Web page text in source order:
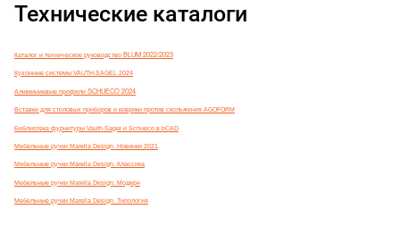
Технические каталоги
Каталог и техническое руководство BLUM 2022/2023
Кухонные системы VAUTH-SAGEL 2024
Алюминиевые профили SCHUECO 2024
Вставки для столовых приборов и коврики против скольжения AGOFORM
Библиотека фурнитуры Vauth-Sagel и Schueco в bCAD
Мебельные ручки Marella Design. Новинки 2021
Мебельные ручки Marella Design. Классика
Мебельные ручки Marella Design. Модерн
Мебельные ручки Marella Design. Типология